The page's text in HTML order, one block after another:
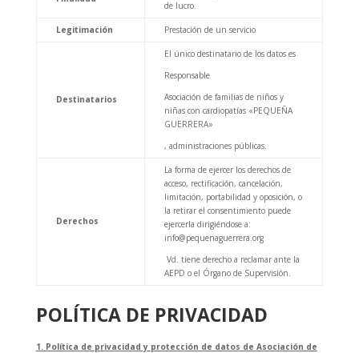
de lucro.
Legitimación Prestación de un servicio
Destinatarios
El único destinatario de los datos es
Responsable
Asociación de familias de niños y
niñas con cardiopatías «PEQUEÑA
GUERRERA»
, administraciones públicas.
Derechos
La forma de ejercer los derechos de
acceso, rectificación, cancelación,
limitación, portabilidad y oposición, o
la retirar el consentimiento puede
ejercerla dirigiéndose a:
info@pequenaguerrera.org
Vd. tiene derecho a reclamar ante la
AEPD o el Órgano de Supervisión.
POLÍTICA DE PRIVACIDAD
1. Política de privacidad y protección de datos de Asociación de